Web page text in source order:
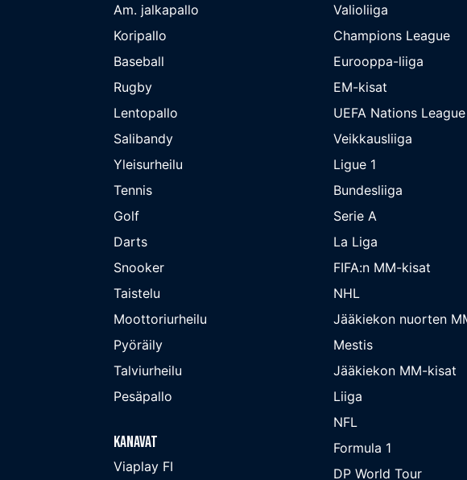
Am. jalkapallo
Koripallo
Baseball
Rugby
Lentopallo
Salibandy
Yleisurheilu
Tennis
Golf
Darts
Snooker
Taistelu
Moottoriurheilu
Pyöräily
Talviurheilu
Pesäpallo
Kanavat
Viaplay FI
Valioliiga
Champions League
Eurooppa-liiga
EM-kisat
UEFA Nations League
Veikkausliiga
Ligue 1
Bundesliiga
Serie A
La Liga
FIFA:n MM-kisat
NHL
Jääkiekon nuorten
Mestis
Jääkiekon MM-kisat
Liiga
NFL
Formula 1
DP World Tour